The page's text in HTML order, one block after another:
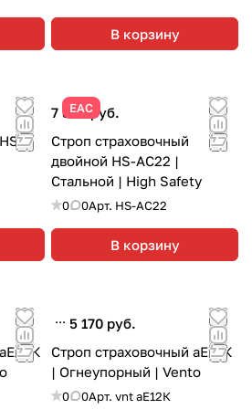
В корзину
ЕАС
7 800 руб.
Строп страховочный
двойной HS-AC22 |
Стальной | High Safety
0 0Арт. HS-AC22
В корзину
5 170 руб.
Строп страховочный аЕ12К
| Огнеупорный | Vento
0 0Арт. vnt аЕ12К